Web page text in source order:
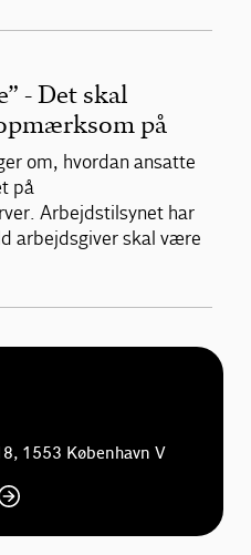
- Det skal
på
om, hvordan ansatte
på
Arbejdstilsynet har
arbejdsgiver skal være
1553 København V